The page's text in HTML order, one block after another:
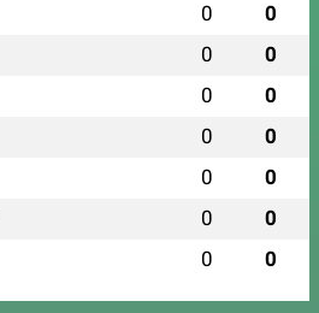
0 0
0 0
0 0
0 0
0 0
0 0
0 0